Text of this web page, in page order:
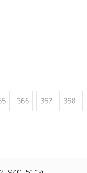
366 367 368